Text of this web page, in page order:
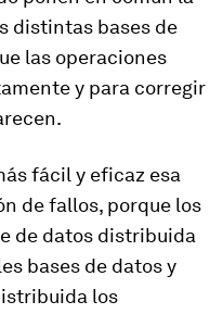
distintas bases de
las operaciones
y para corregir
fácil y eficaz esa
de fallos, porque los
de datos distribuida
bases de datos y
los